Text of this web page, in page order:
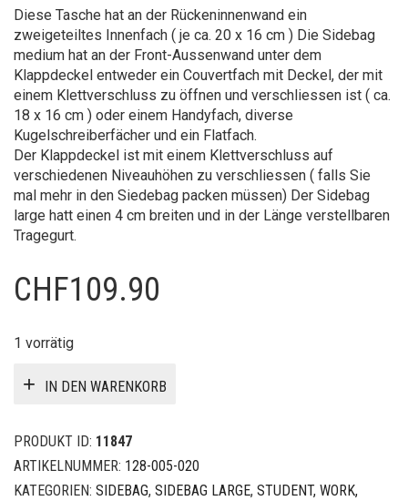
Diese Tasche hat an der Rückeninnenwand ein
zweigeteiltes Innenfach ( je ca. 20 x 16 cm ) Die Sidebag
medium hat an der Front-Aussenwand unter dem
Klappdeckel entweder ein Couvertfach mit Deckel, der mit
einem Klettverschluss zu öffnen und verschliessen ist ( ca.
18 x 16 cm ) oder einem Handyfach, diverse
Kugelschreiberfächer und ein Flatfach.
Der Klappdeckel ist mit einem Klettverschluss auf
verschiedenen Niveauhöhen zu verschliessen ( falls Sie
mal mehr in den Siedebag packen müssen) Der Sidebag
large hatt einen 4 cm breiten und in der Länge verstellbaren
Tragegurt.
CHF109.90
1 vorrätig
IN DEN WARENKORB
PRODUKT ID: 11847
ARTIKELNUMMER: 128-005-020
KATEGORIEN: SIDEBAG, SIDEBAG LARGE, STUDENT, WORK,